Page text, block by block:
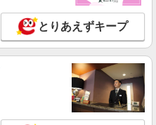
とりあえずキープ